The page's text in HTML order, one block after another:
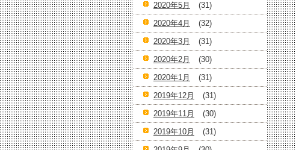
2020年5月
(31)
2020年4月
(32)
2020年3月
(31)
2020年2月
(30)
2020年1月
(31)
2019年12月
(31)
2019年11月
(30)
2019年10月
(31)